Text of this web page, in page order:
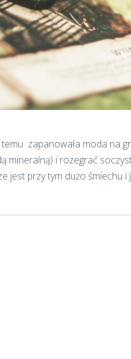
zapanowała moda na
mineralną) i rozegrać
jest przy tym dużo śmiechu i